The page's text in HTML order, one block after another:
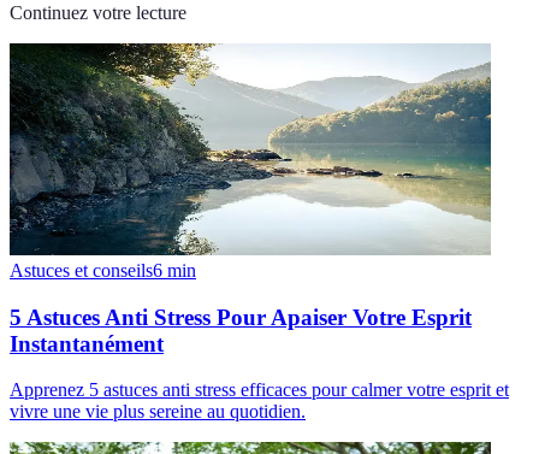
Continuez votre lecture
Astuces et conseils6 min
5 Astuces Anti Stress Pour Apaiser Votre Esprit
Instantanément
Apprenez 5 astuces anti stress efficaces pour calmer votre esprit et
vivre une vie plus sereine au quotidien.